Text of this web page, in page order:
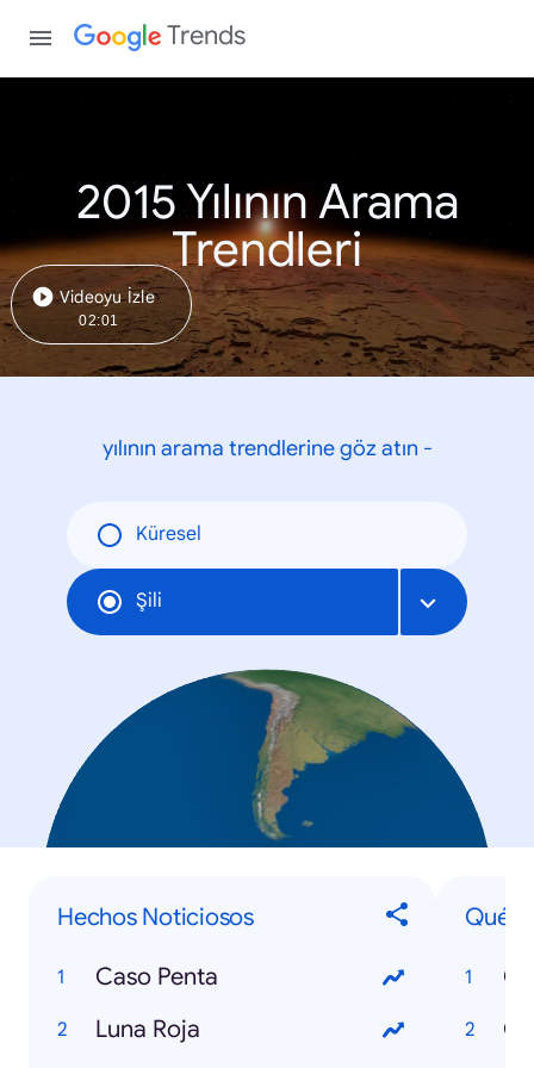
Trends
2015 Yılının Arama
Trendleri
Videoyu İzle
02:01
yılının arama trendlerine göz atın -
Küresel
Şili
Hechos Noticiosos
Caso Penta
Luna Roja
Qué...